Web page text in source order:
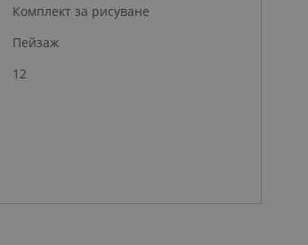
Комплект за рисуване
Пейзаж
12